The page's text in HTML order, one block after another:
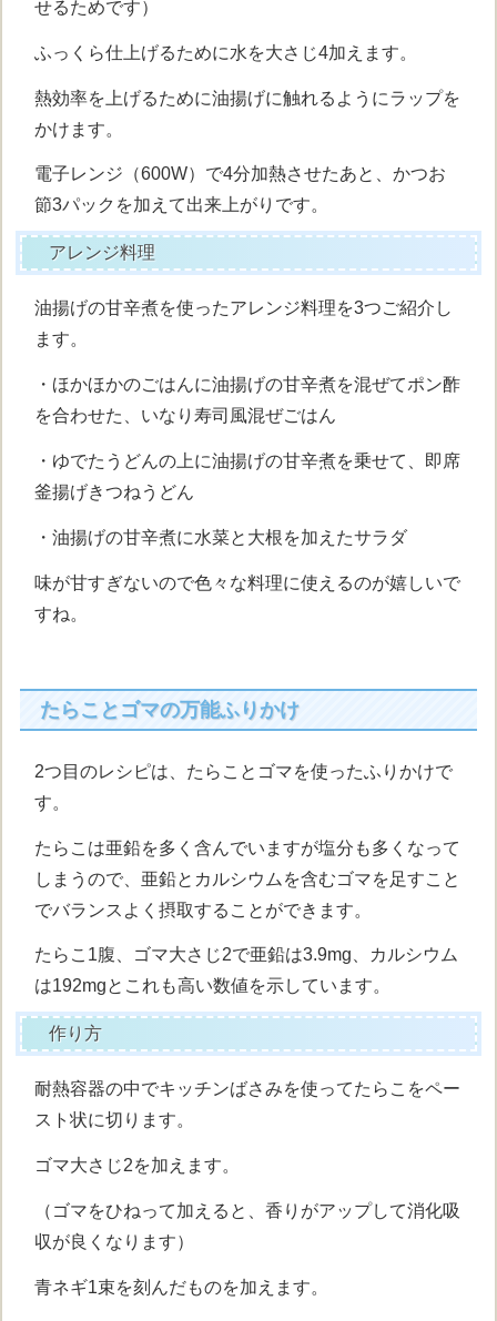
せるためです）
ふっくら仕上げるために水を大さじ4加えます。
熱効率を上げるために油揚げに触れるようにラップを
かけます。
電子レンジ（600W）で4分加熱させたあと、かつお
節3パックを加えて出来上がりです。
アレンジ料理
油揚げの甘辛煮を使ったアレンジ料理を3つご紹介し
ます。
・ほかほかのごはんに油揚げの甘辛煮を混ぜてポン酢
を合わせた、いなり寿司風混ぜごはん
・ゆでたうどんの上に油揚げの甘辛煮を乗せて、即席
釜揚げきつねうどん
・油揚げの甘辛煮に水菜と大根を加えたサラダ
味が甘すぎないので色々な料理に使えるのが嬉しいで
すね。
たらことゴマの万能ふりかけ
2つ目のレシピは、たらことゴマを使ったふりかけで
す。
たらこは亜鉛を多く含んでいますが塩分も多くなって
しまうので、亜鉛とカルシウムを含むゴマを足すこと
でバランスよく摂取することができます。
たらこ1腹、ゴマ大さじ2で亜鉛は3.9mg、カルシウム
は192mgとこれも高い数値を示しています。
作り方
耐熱容器の中でキッチンばさみを使ってたらこをペー
スト状に切ります。
ゴマ大さじ2を加えます。
（ゴマをひねって加えると、香りがアップして消化吸
収が良くなります）
青ネギ1束を刻んだものを加えます。